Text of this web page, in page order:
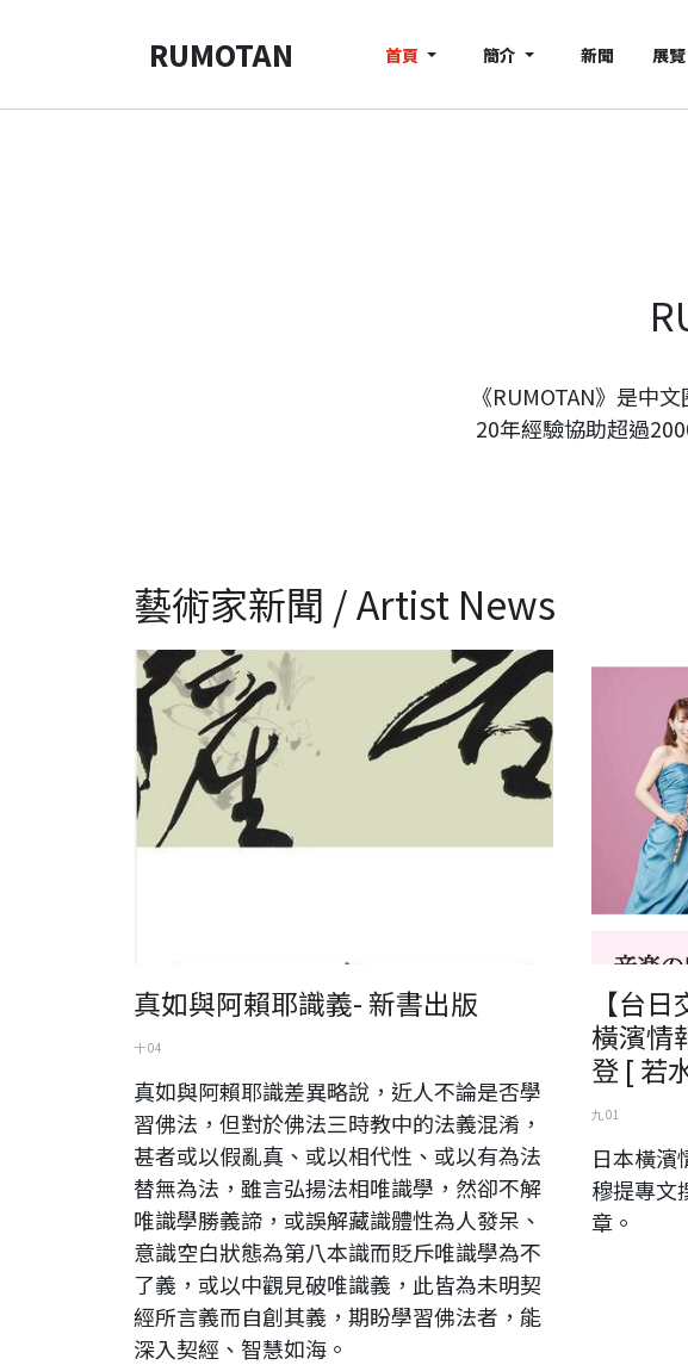
RUMOTAN 首頁 簡介 新聞 展覽
《RUMOTAN》是中
20年經驗協助超過
藝術家新聞 / Artist News
《真如與阿賴耶識義》封面
真如與阿賴耶識義- 新書出版
十 04
真如與阿賴耶識差異略說，近人不論是否學
習佛法，但對於佛法三時教中的法義混淆，
甚者或以假亂真、或以相代性、或以有為法
替無為法，雖言弘揚法相唯識學，然卻不解
唯識學勝義諦，或誤解藏識體性為人發呆、
意識空白狀態為第八本識而貶斥唯識學為不
了義，或以中觀見破唯識義，此皆為未明契
經所言義而自創其義，期盼學習佛法者，能
深入契經、智慧如海。
台灣虎之助
【台
橫濱情
登 [ 若
九 01
日本橫濱
穆提專文
章。